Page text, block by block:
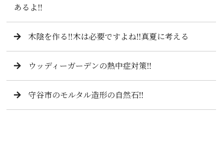
あるよ‼️
木陰を作る‼️木は必要ですよね‼️真夏に考える
ウッディーガーデンの熱中症対策‼️
守谷市のモルタル造形の自然石‼️